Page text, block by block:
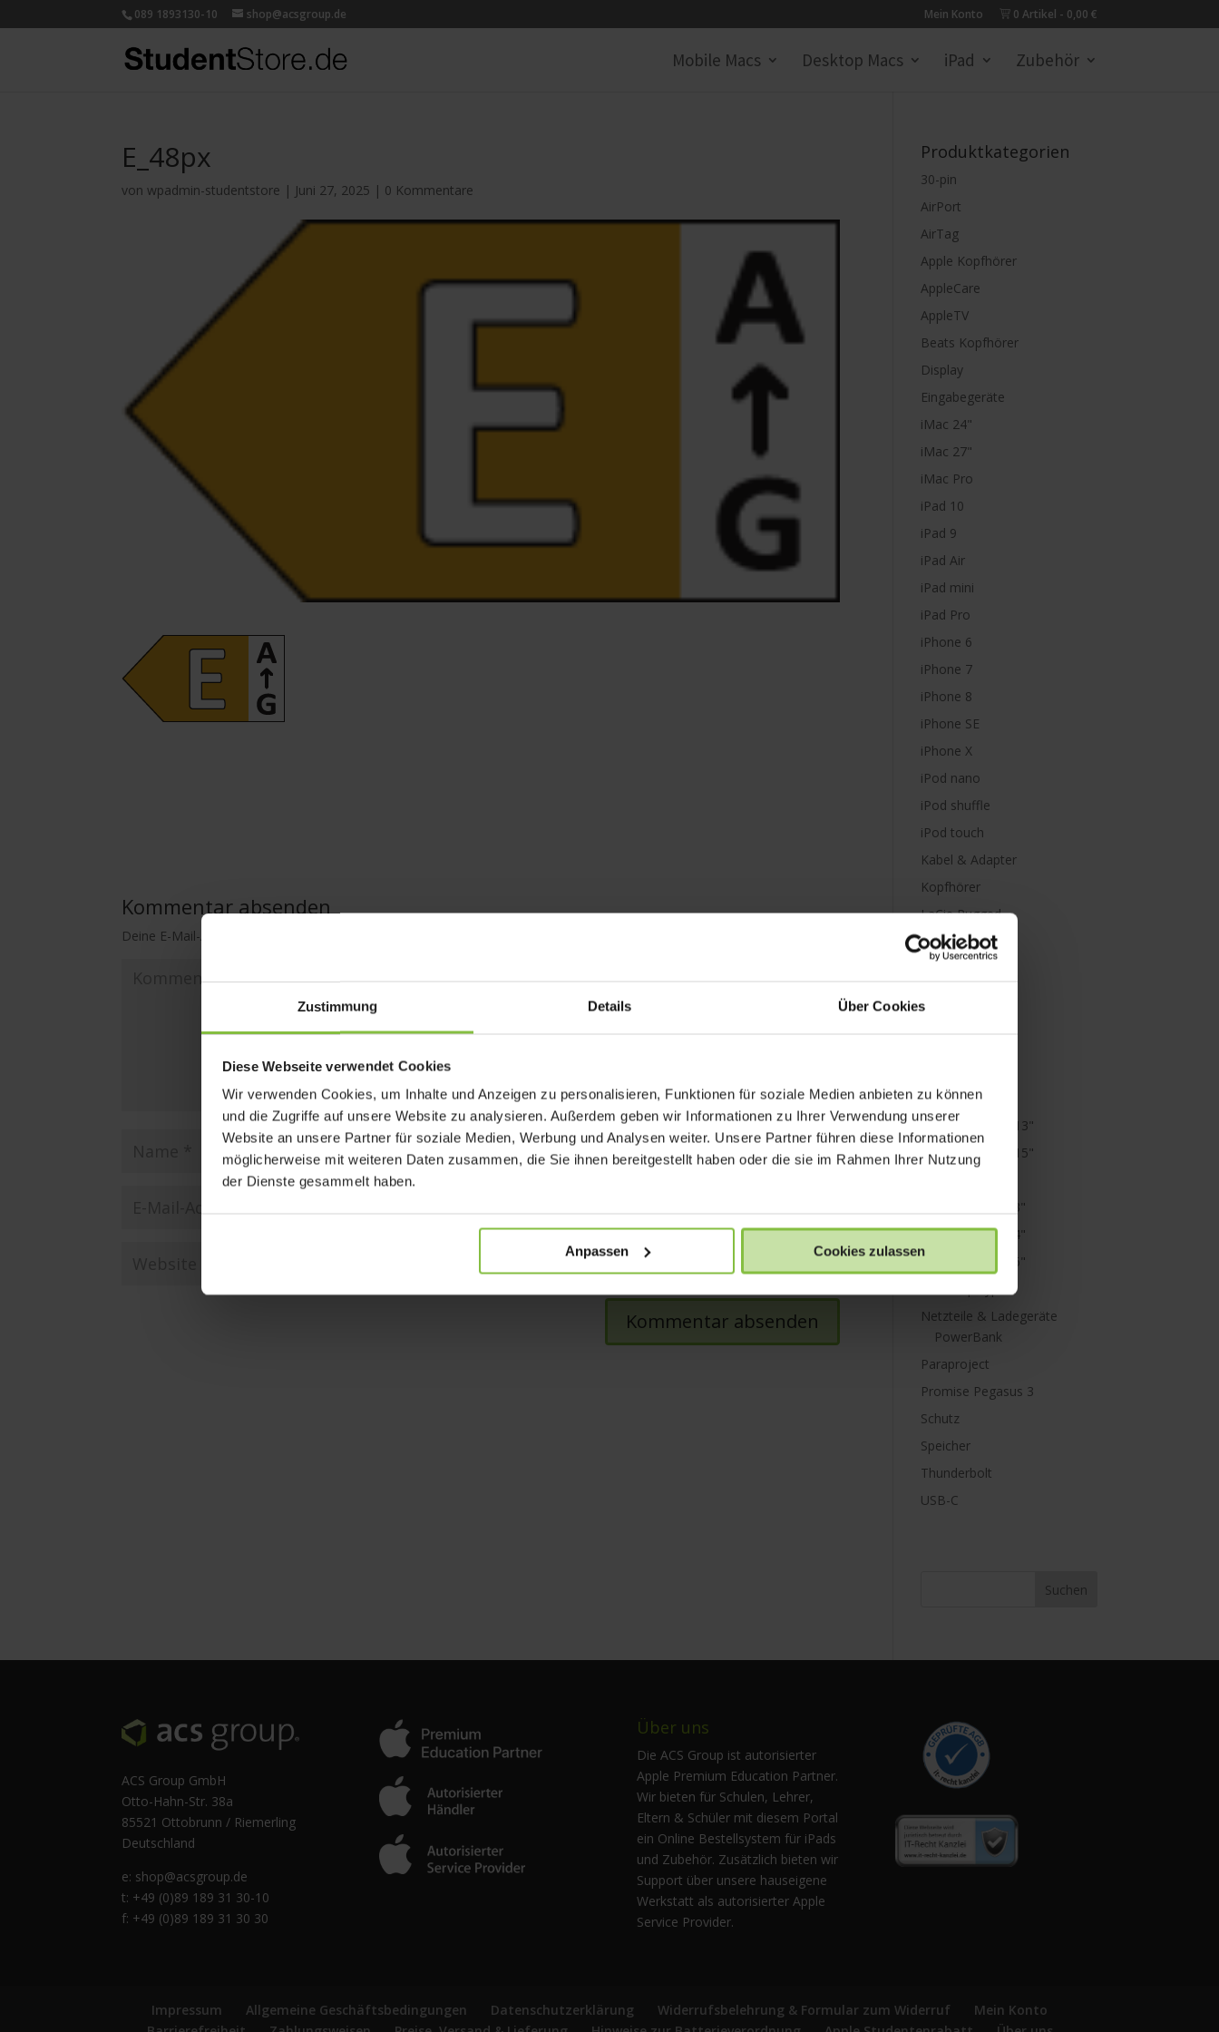
Zustimmung Details Über Cookies
Diese Webseite verwendet Cookies
Wir verwenden Cookies, um Inhalte und Anzeigen zu personalisieren, Funktionen für soziale Medien anbieten zu können
und die Zugriffe auf unsere Website zu analysieren. Außerdem geben wir Informationen zu Ihrer Verwendung unserer
Website an unsere Partner für soziale Medien, Werbung und Analysen weiter. Unsere Partner führen diese Informationen
möglicherweise mit weiteren Daten zusammen, die Sie ihnen bereitgestellt haben oder die sie im Rahmen Ihrer Nutzung
der Dienste gesammelt haben.
Anpassen Cookies zulassen
089 1893130-10 shop@acsgroup.de Mein Konto 0 Artikel 0,00 €
Mobile Macs Desktop Macs iPad Zubehör
E_48px
vonwpadmin-studentstore | Juni 27, 2025 | 0 Kommentare
Kommentar absenden
Deine E-Mail-Adresse wird nicht veröffentlicht.
Produktkategorien
30-pin
AirPort
AirTag
Apple Kopfhörer
AppleCare
AppleTV
Beats Kopfhörer
Display
Eingabegeräte
iMac 24"
iMac 27"
iMac Pro
iPad 10
iPad 9
iPad Air
iPad mini
iPad Pro
iPhone 6
iPhone 7
iPhone 8
iPhone SE
iPhone X
iPod nano
iPod shuffle
iPod touch
Kabel & Adapter
Kopfhörer
LaCie Rugged
Lightning
M1
MacBook Air 13"
MacBook Air 15"
MacBook Pro 13"
MacBook Pro 14"
MacBook Pro 16"
Mini Displayport
Netzteile & Ladegeräte
PowerBank
Paraproject
Promise Pegasus 3
Schutz
Speicher
Thunderbolt
USB-C
ACS Group GmbH
Otto-Hahn-Str. 38a
85521 Ottobrunn / Riemerling
Deutschland
e: shop@acsgroup.de
t: +49 (0)89 189 31 30-10
f: +49 (0)89 189 31 30 30
Über uns
Die ACS Group ist autorisierter
Apple Premium Education Partner.
Wir bieten für Schulen, Lehrer,
Eltern & Schüler mit diesem Portal
ein Online Bestellsystem für iPads
und Zubehör. Zusätzlich bieten wir
Support über unsere hauseigene
Werkstatt als autorisierter Apple
Service Provider.
Impressum Allgemeine Geschäftsbedingungen Datenschutzerklärung Widerrufsbelehrung & Formular zum Widerruf
Mein Konto